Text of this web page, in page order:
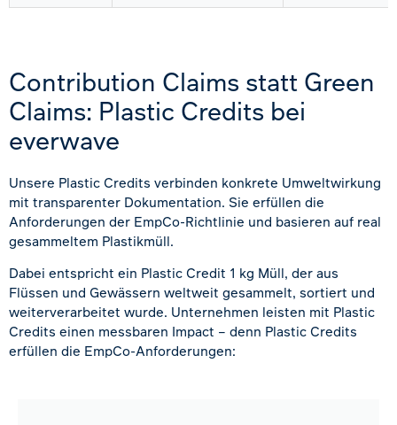
Contribution Claims statt Green
Claims: Plastic Credits bei
everwave
Unsere Plastic Credits verbinden konkrete Umweltwirkung
mit transparenter Dokumentation. Sie erfüllen die
Anforderungen der EmpCo-Richtlinie und basieren auf real
gesammeltem Plastikmüll.
Dabei entspricht ein Plastic Credit 1 kg Müll, der aus
Flüssen und Gewässern weltweit gesammelt, sortiert und
weiterverarbeitet wurde. Unternehmen leisten mit Plastic
Credits einen messbaren Impact – denn Plastic Credits
erfüllen die EmpCo-Anforderungen: